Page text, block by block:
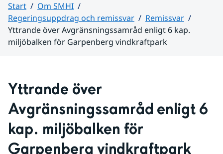
Start
Om SMHI
Regeringsuppdrag och remissvar
Remissvar
Yttrande över Avgränsningssamråd enligt 6 kap.
miljöbalken för Garpenberg vindkraftpark
Yttrande över
Avgränsningssamråd enligt 6
kap. miljöbalken för
Garpenberg vindkraftpark